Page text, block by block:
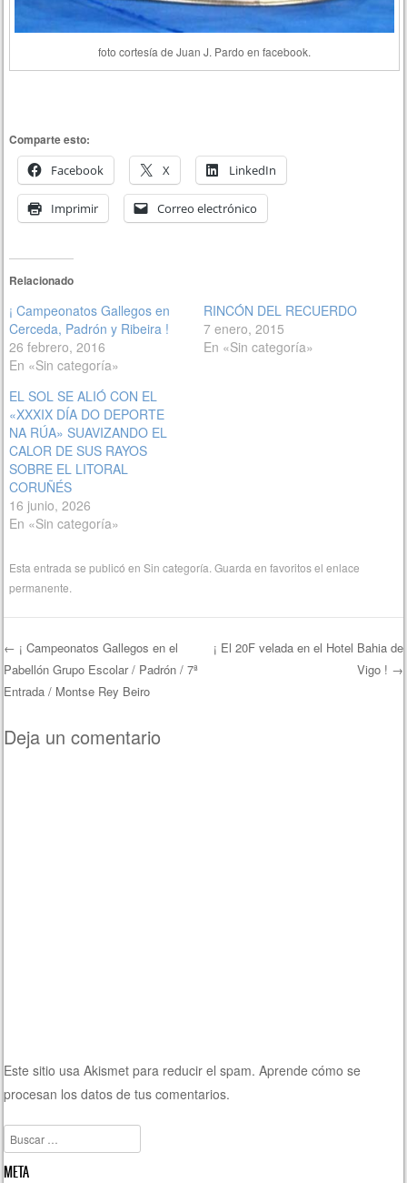
foto cortesía de Juan J. Pardo en facebook.
Comparte esto:
Facebook
X LinkedIn
Imprimir Correo electrónico
Relacionado
¡ Campeonatos Gallegos en
Cerceda, Padrón y Ribeira !
26 febrero, 2016
En «Sin categoría»
RINCÓN DEL RECUERDO
7 enero, 2015
En «Sin categoría»
EL SOL SE ALIÓ CON EL
«XXXIX DÍA DO DEPORTE
NA RÚA» SUAVIZANDO EL
CALOR DE SUS RAYOS
SOBRE EL LITORAL
CORUÑÉS
16 junio, 2026
En «Sin categoría»
Esta entrada se publicó enSin categoría . Guarda en favoritos elenlace
permanente
Navegación de entradas
← ¡ Campeonatos Gallegos en el
Pabellón Grupo Escolar / Padrón / 7ª
Entrada / Montse Rey Beiro
¡ El 20F velada en el Hotel Bahia de
Vigo ! →
Deja un comentario
Este sitio usa Akismet para reducir el spam.Aprende cómo se
procesan los datos de tus comentarios.
Buscar
META